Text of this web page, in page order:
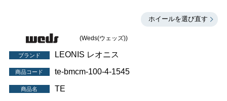
ホイールを選び直す
(Weds(ウェッズ))
ブランド LEONIS レオニス
商品コード te-bmcm-100-4-1545
商品名 TE